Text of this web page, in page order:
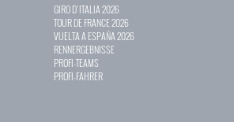
GIRO D`ITALIA 2026
TOUR DE FRANCE 2026
VUELTA A ESPAÑA 2026
RENNERGEBNISSE
PROFI-TEAMS
PROFI-FAHRER